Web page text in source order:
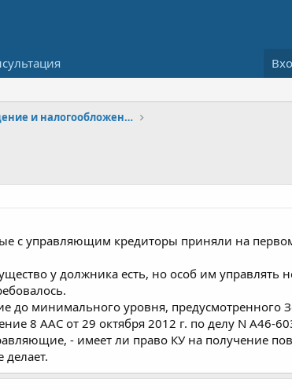
Статус, вознаграждение и налогообложение
с управляющим кредиторы приняли на
у должника есть, но особ им управлять
до минимального уровня, предусмотренного
8 ААС от 29 октября 2012 г. по делу N А46-
- имеет ли право КУ на получение